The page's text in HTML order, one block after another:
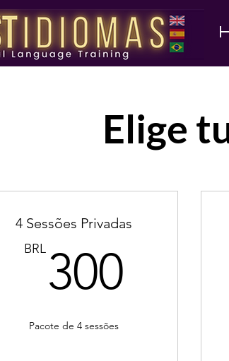
Elige
4 Sessões Privadas
BRL 300
Pacote de 4 sessões